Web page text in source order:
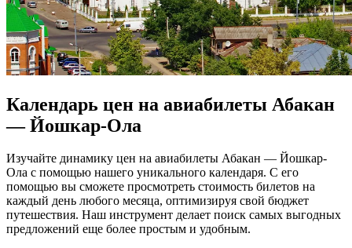
Календарь цен на авиабилеты Абакан
— Йошкар-Ола
Изучайте динамику цен на авиабилеты Абакан — Йошкар-
Ола с помощью нашего уникального календаря. С его
помощью вы сможете просмотреть стоимость билетов на
каждый день любого месяца, оптимизируя свой бюджет
путешествия. Наш инструмент делает поиск самых выгодных
предложений еще более простым и удобным.